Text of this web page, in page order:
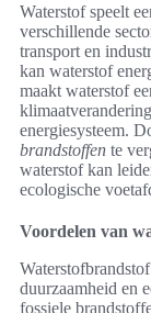
Waterstof speelt
verschillende
transport en
kan waterstof
maakt waterstof
energiesysteem.
brandstoffen te
waterstof kan
ecologische
Voordelen van
duurzaamheid en
fossiele